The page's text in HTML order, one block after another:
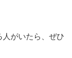
人がいたら、ぜひ